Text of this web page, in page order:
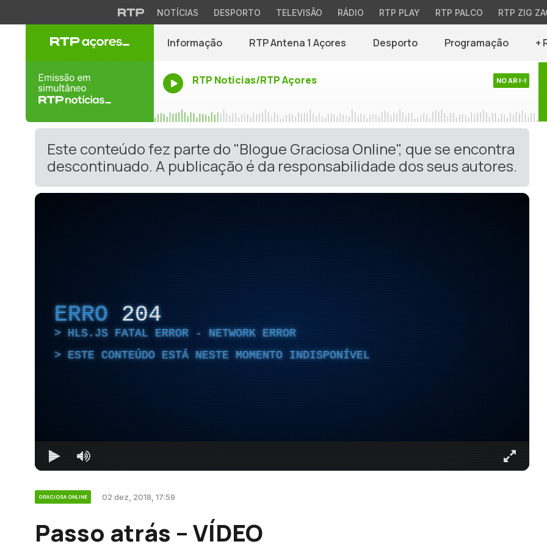
NOTÍCIAS DESPORTO TELEVISÃO RÁDIO RTP PLAY RTP PALCO RTP ZIG
Informação RTP Antena 1 Açores Desporto Programação +
RTP Noticias/RTP Açores NO AR
Este conteúdo fez parte do "Blogue Graciosa Online", que se encontra
descontinuado. A publicação é da responsabilidade dos seus autores.
ERRO 204
HLS.JS FATAL ERROR - NETWORK ERROR
ESTE CONTEÚDO ESTÁ NESTE MOMENTO INDISPONÍVEL
GRACIOSA ONLINE 02 dez, 2018, 17:59
Passo atrás – VÍDEO